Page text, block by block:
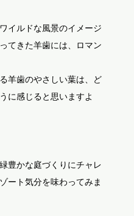
イルドな風景のイメージ
てきた羊歯には、ロマン
羊歯のやさしい葉は、ど
に感じると思いますよ
豊かな庭づくりにチャレ
ート気分を味わってみま